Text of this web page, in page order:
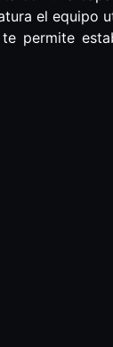
el equipo
permite